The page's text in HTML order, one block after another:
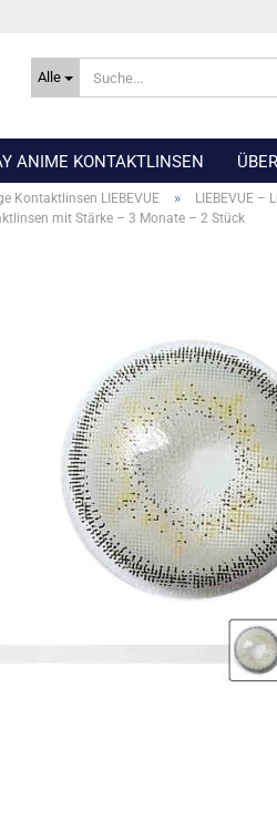
Alle
ANIME KONTAKTLINSEN
Kontaktlinsen LIEBEVUE » LIEBEVUE –
mit Stärke – 3 Monate – 2 Stück